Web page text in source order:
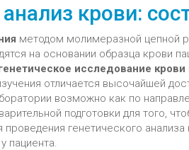
крови:
методом молимеразной цепной
на основании образца крови
исследование крови
отличается высочайшей
возможно как по
подготовки для того,
генетического
пациента.